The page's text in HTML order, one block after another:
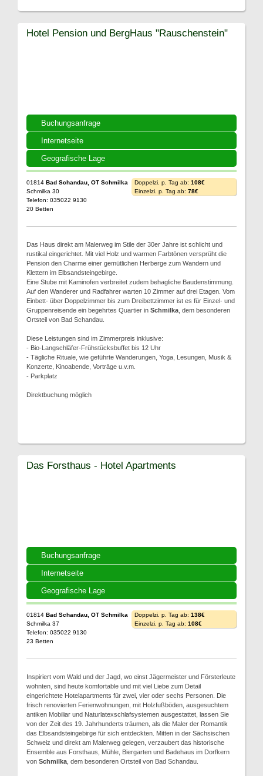
Buchungsanfrage
Internetseite
Geografische Lage
Hotel Pension und BergHaus "Rauschenstein"
01814 Bad Schandau, OT Schmilka
Schmilka 30
Telefon: 035022 9130
20 Betten
Doppelzi. p. Tag ab: 108€
Einzelzi. p. Tag ab: 78€
Das Haus direkt am Malerweg im Stile der 30er Jahre ist schlicht und
rustikal eingerichtet. Mit viel Holz und warmen Farbtönen versprüht die
Pension den Charme einer gemütlichen Herberge zum Wandern und
Klettern im Elbsandsteingebirge.
Eine Stube mit Kaminofen verbreitet zudem behagliche Baudenstimmung.
Auf den Wanderer und Radfahrer warten 10 Zimmer auf drei Etagen. Vom
Einbett- über Doppelzimmer bis zum Dreibettzimmer ist es für Einzel- und
Gruppenreisende ein begehrtes Quartier in Schmilka , dem besonderen
Ortsteil von Bad Schandau.
Diese Leistungen sind im Zimmerpreis inklusive:
- Bio-Langschläfer-Frühstücksbuffet bis 12 Uhr
- Tägliche Rituale, wie geführte Wanderungen, Yoga, Lesungen, Musik &
Konzerte, Kinoabende, Vorträge u.v.m.
- Parkplatz
Direktbuchung möglich
Buchungsanfrage
Internetseite
Geografische Lage
Das Forsthaus - Hotel Apartments
01814 Bad Schandau, OT Schmilka
Schmilka 37
Telefon: 035022 9130
23 Betten
Doppelzi. p. Tag ab: 138€
Einzelzi. p. Tag ab: 108€
Inspiriert vom Wald und der Jagd, wo einst Jägermeister und Försterleute
wohnten, sind heute komfortable und mit viel Liebe zum Detail
eingerichtete Hotelapartments für zwei, vier oder sechs Personen. Die
frisch renovierten Ferienwohnungen, mit Holzfußböden, ausgesuchtem
antiken Mobiliar und Naturlatexschlafsystemen ausgestattet, lassen Sie
von der Zeit des 19. Jahrhunderts träumen, als die Maler der Romantik
das Elbsandsteingebirge für sich entdeckten. Mitten in der Sächsischen
Schweiz und direkt am Malerweg gelegen, verzaubert das historische
Ensemble aus Forsthaus, Mühle, Biergarten und Badehaus im Dorfkern
von Schmilka , dem besonderen Ortsteil von Bad Schandau.